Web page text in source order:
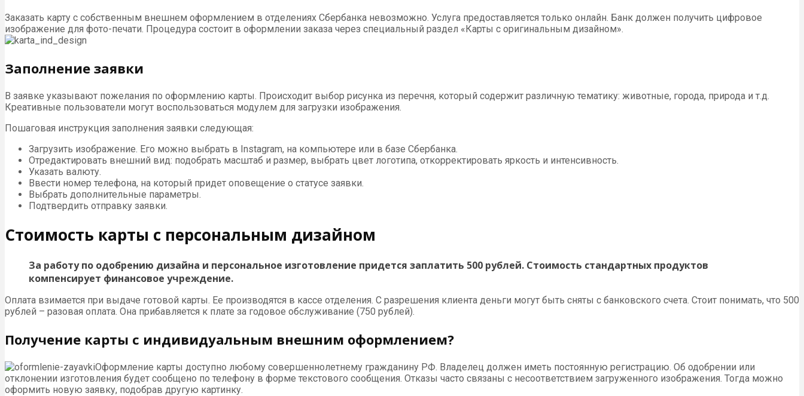
Заказать карту с собственным внешнем оформлением в отделениях Сбербанка невозможно. Услуга предоставляется только онлайн. Банк должен получить цифровое
изображение для фото-печати. Процедура состоит в оформлении заказа через специальный раздел «Карты с оригинальным дизайном».
Заполнение заявки
В заявке указывают пожелания по оформлению карты. Происходит выбор рисунка из перечня, который содержит различную тематику: животные, города, природа и т.д.
Креативные пользователи могут воспользоваться модулем для загрузки изображения.
Пошаговая инструкция заполнения заявки следующая:
Загрузить изображение. Его можно выбрать в Instagram, на компьютере или в базе Сбербанка.
Отредактировать внешний вид: подобрать масштаб и размер, выбрать цвет логотипа, откорректировать яркость и интенсивность.
Указать валюту.
Ввести номер телефона, на который придет оповещение о статусе заявки.
Выбрать дополнительные параметры.
Подтвердить отправку заявки.
Стоимость карты с персональным дизайном
За работу по одобрению дизайна и персональное изготовление придется заплатить 500 рублей. Стоимость стандартных продуктов
компенсирует финансовое учреждение.
Оплата взимается при выдаче готовой карты. Ее производятся в кассе отделения. С разрешения клиента деньги могут быть сняты с банковского счета. Стоит понимать, что 500
рублей – разовая оплата. Она прибавляется к плате за годовое обслуживание (750 рублей).
Получение карты с индивидуальным внешним оформлением?
Оформление карты доступно любому совершеннолетнему гражданину РФ. Владелец должен иметь постоянную регистрацию. Об одобрении или
отклонении изготовления будет сообщено по телефону в форме текстового сообщения. Отказы часто связаны с несоответствием загруженного изображения. Тогда можно
оформить новую заявку, подобрав другую картинку.